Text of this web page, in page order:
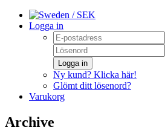
/ SEK
Logga in
Logga in
Ny kund? Klicka här!
Glömt ditt lösenord?
Varukorg
Archive